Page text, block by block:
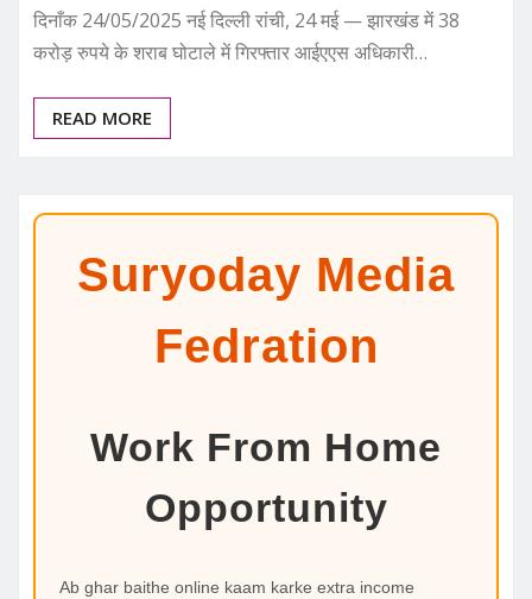
दिनाँक 24/05/2025 नई दिल्ली रांची, 24 मई — झारखंड में 38
करोड़ रुपये के शराब घोटाले में गिरफ्तार आईएएस अधिकारी…
READ MORE
Suryoday Media
Fedration
Work From Home
Opportunity
Ab ghar baithe online kaam karke extra income